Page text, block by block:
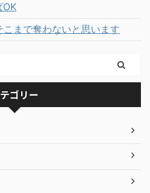
OK
まで奪わないと思います
ゴリー